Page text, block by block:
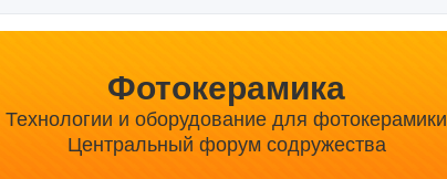
Фотокерамика
Технологии и оборудование для фотокерамики
Центральный форум содружества